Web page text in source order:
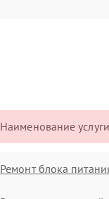
Наименование услуги
Ремонт блока